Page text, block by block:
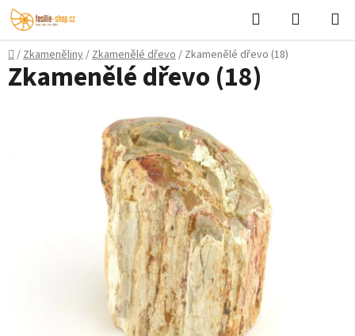
Přejít
na
obsah
Hledat
KOŠÍK
Domů
/Zkameněliny/Zkamenělé dřevo/ Zkamenělé dřevo (18)
Zkamenělé dřevo (18)